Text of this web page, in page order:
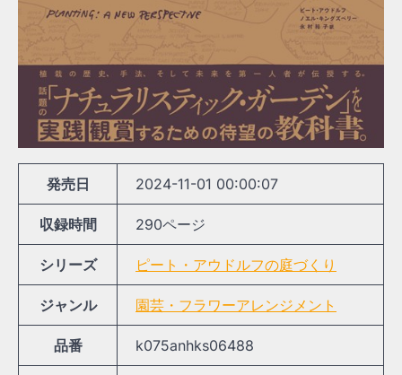
発売日 2024-11-01 00:00:07
収録時間 290ページ
シリーズ ピート・アウドルフの庭づくり
ジャンル 園芸・フラワーアレンジメント
品番 k075anhks06488